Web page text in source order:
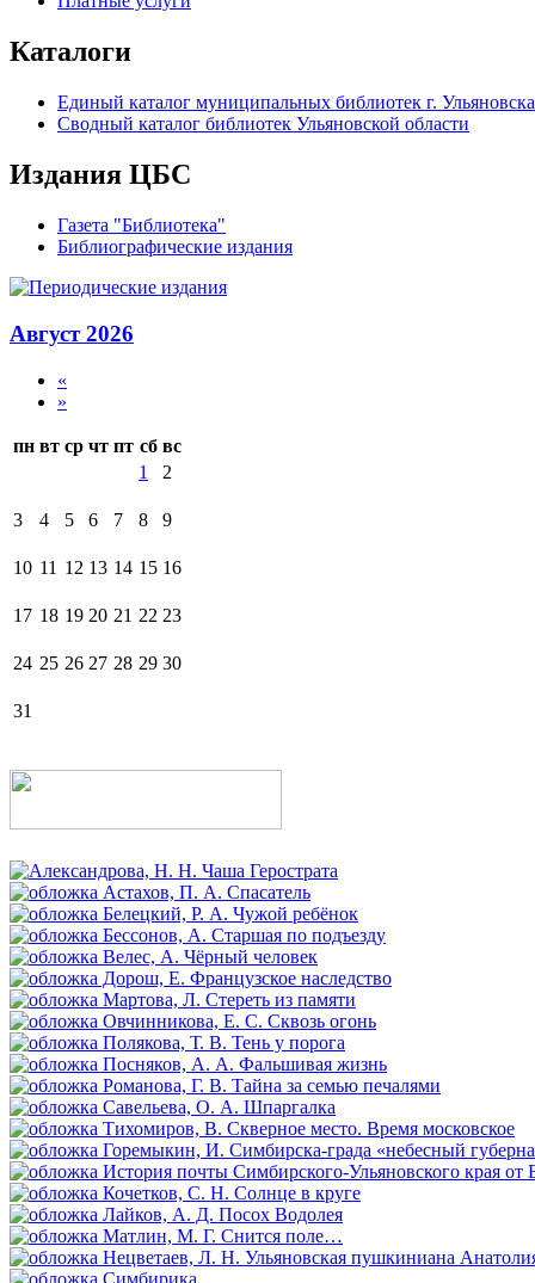
Каталоги
Единый каталог муниципальных библиотек г. Ульяновска
Сводный каталог библиотек Ульяновской области
Издания ЦБС
Газета "Библиотека"
Библиографические издания
Август 2026
«
»
пн вт ср чт пт сб вс
1
2
3 4 5 6 7 8 9
10 11 12 13 14 15 16
17 18 19 20 21 22 23
24 25 26 27 28 29 30
31